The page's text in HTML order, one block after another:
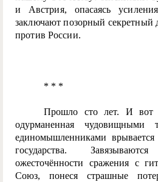
и Австрия, опасаясь
заключают позорный секретный
против России.
* * *
Прошло сто лет. И вот
одурманенная чудовищными
единомышленниками
государства.
ожесточённости сражения с
Союз, понеся страшные